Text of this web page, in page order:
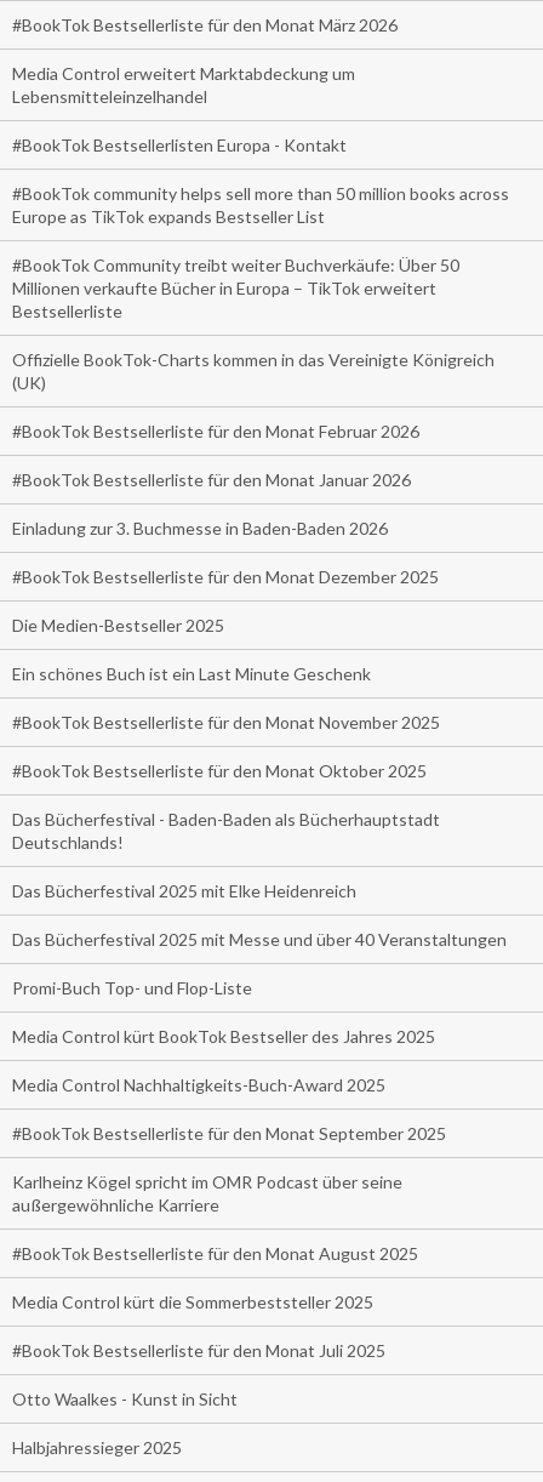
#BookTok Bestsellerliste für den Monat März 2026
Media Control erweitert Marktabdeckung um
Lebensmitteleinzelhandel
#BookTok Bestsellerlisten Europa - Kontakt
#BookTok community helps sell more than 50 million books across
Europe as TikTok expands Bestseller List
#BookTok Community treibt weiter Buchverkäufe: Über 50
Millionen verkaufte Bücher in Europa – TikTok erweitert
Bestsellerliste
Offizielle BookTok-Charts kommen in das Vereinigte Königreich
(UK)
#BookTok Bestsellerliste für den Monat Februar 2026
#BookTok Bestsellerliste für den Monat Januar 2026
Einladung zur 3. Buchmesse in Baden-Baden 2026
#BookTok Bestsellerliste für den Monat Dezember 2025
Die Medien-Bestseller 2025
Ein schönes Buch ist ein Last Minute Geschenk
#BookTok Bestsellerliste für den Monat November 2025
#BookTok Bestsellerliste für den Monat Oktober 2025
Das Bücherfestival - Baden-Baden als Bücherhauptstadt
Deutschlands!
Das Bücherfestival 2025 mit Elke Heidenreich
Das Bücherfestival 2025 mit Messe und über 40 Veranstaltungen
Promi-Buch Top- und Flop-Liste
Media Control kürt BookTok Bestseller des Jahres 2025
Media Control Nachhaltigkeits-Buch-Award 2025
#BookTok Bestsellerliste für den Monat September 2025
Karlheinz Kögel spricht im OMR Podcast über seine
außergewöhnliche Karriere
#BookTok Bestsellerliste für den Monat August 2025
Media Control kürt die Sommerbeststeller 2025
#BookTok Bestsellerliste für den Monat Juli 2025
Otto Waalkes - Kunst in Sicht
Halbjahressieger 2025